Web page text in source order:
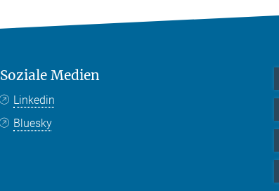
Soziale Medien
Linkedin
Bluesky